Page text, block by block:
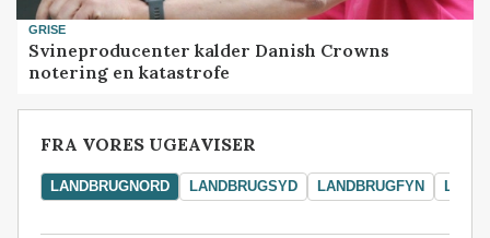
GRISE
Svineproducenter kalder Danish Crowns
notering en katastrofe
FRA VORES UGEAVISER
LANDBRUGNORD LANDBRUGSYD LANDBRUGFYN